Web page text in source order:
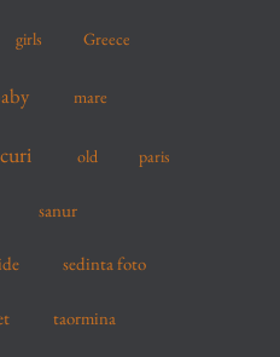
girls Greece
mare
old paris
sanur
sedinta foto
taormina